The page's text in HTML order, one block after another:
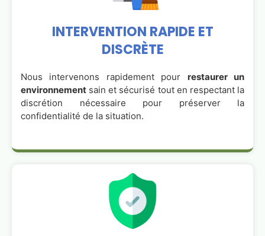
INTERVENTION RAPIDE ET
DISCRÈTE
Nous intervenons rapidement pour restaurer un
environnement sain et sécurisé tout en respectant la
discrétion nécessaire pour préserver la
confidentialité de la situation.